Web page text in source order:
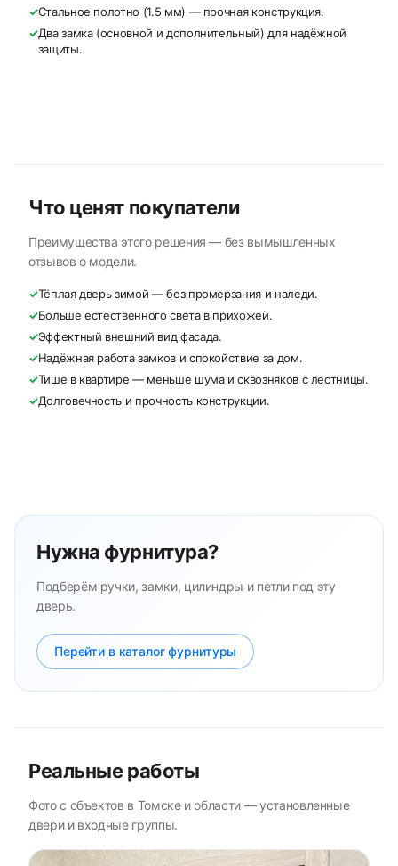
✓Стальное полотно (1.5 мм) — прочная конструкция.
✓Два замка (основной и дополнительный) для надёжной
защиты.
Что ценят покупатели
Преимущества этого решения — без вымышленных
отзывов о модели.
✓Тёплая дверь зимой — без промерзания и наледи.
✓Больше естественного света в прихожей.
✓Эффектный внешний вид фасада.
✓Надёжная работа замков и спокойствие за дом.
✓Тише в квартире — меньше шума и сквозняков с лестницы.
✓Долговечность и прочность конструкции.
Нужна фурнитура?
Подберём ручки, замки, цилиндры и петли под эту
дверь.
Перейти в каталог фурнитуры
Реальные работы
Фото с объектов в Томске и области — установленные
двери и входные группы.